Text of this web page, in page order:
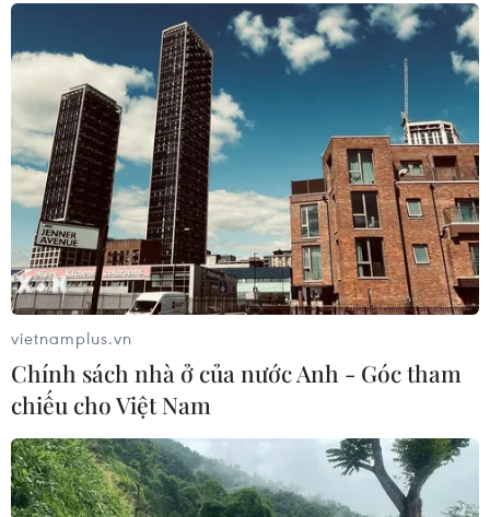
Chứng khoán châu Á đồng loạt tăng
khi giá dầu giảm mạnh
27/07/2026 10:18
Khuyến nghị nhà đầu tư chứng
khoán ưu tiên quản trị rủi ro trong
ngắn hạn
26/07/2026 07:18
Vốn hóa các “ông lớn” công nghệ bốc
hơi hơn 500 tỷ USD trong một tuần
26/07/2026 01:21
vietnamplus.vn
Chính sách nhà ở của nước Anh - Góc tham
chiếu cho Việt Nam